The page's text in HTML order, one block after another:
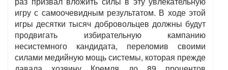
игру с самоочевидным результатом. В ходе этой
игры десятки тысяч добровольцев должны будут
продвигать избирательную кампанию
несистемного кандидата, переломив своими
силами медийную мощь системы, которая прежде